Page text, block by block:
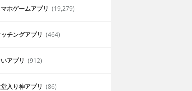
ホゲームアプリ (19,279)
チングアプリ (464)
アプリ (912)
入り神アプリ (86)